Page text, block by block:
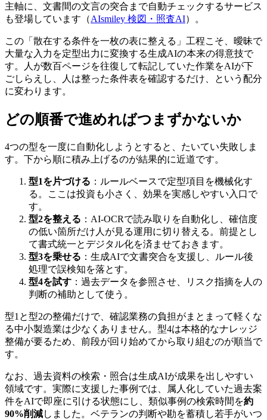
主軸に、文書間の文言の突合まで自動チェックするサービス
も登場しています（AIsmiley 検図・照査AI）。
この「散在する条件を一枚の表に整える」工程こそ、曖昧で
大量な入力を定型出力に変換する生成AIの本来の得意技で
す。人が数百ページを往復して転記していた作業をAIが下
ごしらえし、人は整った条件表を確認するだけ、という配分
に変わります。
どの順番で進めればつまずかないか
4つの型を一度に自動化しようとすると、たいてい失敗しま
す。下から順に積み上げるのが結果的に近道です。
型1を片づける ：ルールベースで定型項目を機械化す
る。ここは投資も小さく、効果を実感しやすい入口で
す。
型2を整える ：AI-OCRで読み取りを自動化し、確信度
の低い箇所だけ人が見る運用に切り替える。前提とし
て書式統一とデジタル化を済ませておきます。
型3を乗せる ：生成AIで文書突合を支援し、ルール後
処理で誤検知を落とす。
型4を試す ：過去データを参照させ、リスク指摘を人の
判断の補助として使う。
型1と型2の整備だけで、確認業務の負担がまとまって軽くな
る中小製造業は少なくありません。型4は本格的なナレッジ
整備が要るため、前段が回り始めてから取り組むのが順当で
す。
なお、過去資料の検索・照合は生成AIが成果を出しやすい
領域です。実際に支援した事例では、属人化していた過去案
件をAIで即座に引ける状態にし、類似事例の検索時間を約
90%削減しました。ベテランの判断や勘を蓄積し若手がいつ